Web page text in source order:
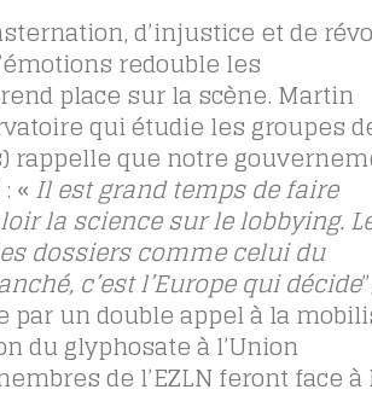
d’injustice et de
redouble les
place sur la scène. Martin
qui étudie les groupes
que notre
« Il est grand temps de faire
la science sur le lobbying.
dossiers comme celui du
c’est l’Europe qui décide”
par un double appel à la
du glyphosate à l’Union
de l’EZLN feront face à